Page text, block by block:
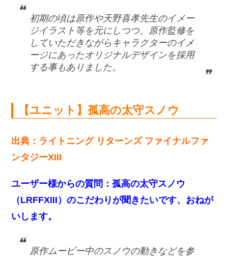
初期の頃は原作や天野喜孝先生のイメー
ジイラスト等を元にしつつ、原作監修を
していただきながらキャラクターのイメ
ージにあったオリジナルデザインを採用
する事もありました。
【ユニット】孤高の太守スノウ
出典：ライトニング リターンズ ファイナルファ
ンタジーXIII
ユーザー様からの質問： 孤高の太守スノウ
（LRFFXIII）のこだわりが聞きたいです、おねが
いします。
原作ムービー中のスノウの動きなどを参